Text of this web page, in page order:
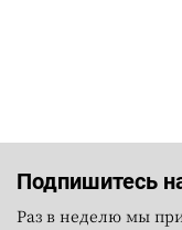
Подпишитесь
Раз в неделю мы